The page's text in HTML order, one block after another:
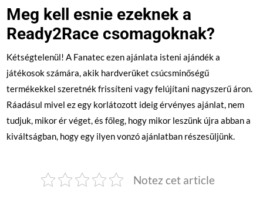
Meg kell esnie ezeknek a
Ready2Race csomagoknak?
Kétségtelenül! A Fanatec ezen ajánlata isteni ajándék a
játékosok számára, akik hardverüket csúcsminőségű
termékekkel szeretnék frissíteni vagy felújítani nagyszerű áron.
Ráadásul mivel ez egy korlátozott ideig érvényes ajánlat, nem
tudjuk, mikor ér véget, és főleg, hogy mikor leszünk újra abban a
kiváltságban, hogy egy ilyen vonzó ajánlatban részesüljünk.
Notez cet article